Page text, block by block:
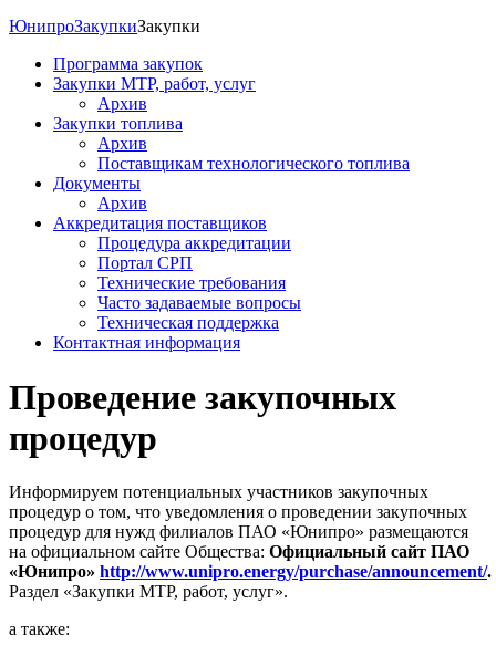
ЮнипроЗакупкиЗакупки
Программа закупок
Закупки МТР, работ, услуг
Архив
Закупки топлива
Архив
Поставщикам технологического топлива
Документы
Архив
Аккредитация поставщиков
Процедура аккредитации
Портал СРП
Технические требования
Часто задаваемые вопросы
Техническая поддержка
Контактная информация
Проведение закупочных
процедур
Информируем потенциальных участников закупочных
процедур о том, что уведомления о проведении закупочных
процедур для нужд филиалов ПАО «Юнипро» размещаются
на официальном сайте Общества: Официальный сайт ПАО
«Юнипро» http://www.unipro.energy/purchase/announcement/.
Раздел «Закупки МТР, работ, услуг».
а также: